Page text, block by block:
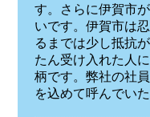
す。さらに伊賀市
いです。伊賀市は
るまでは少し抵抗
たん受け入れた人
柄です。弊社の社
を込めて呼んでい